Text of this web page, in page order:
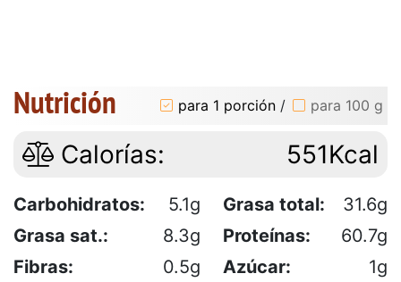
Nutrición para 1 porción / para 100 g
Calorías: 551Kcal
Carbohidratos: 5.1g Grasa total:
31.6g
Grasa sat.:
8.3g Proteínas:
60.7g
Fibras:
0.5g Azúcar:
1g